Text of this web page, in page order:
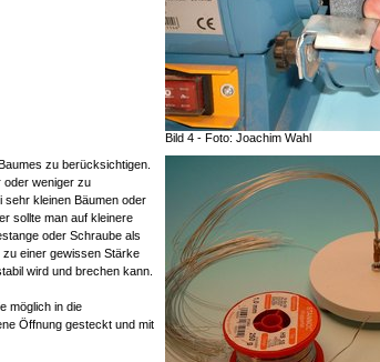
Bild 4 - Foto: Joachim Wahl
zu berücksichtigen.
oder weniger zu
sehr kleinen Bäumen oder
sollte man auf kleinere
oder Schraube als
einer gewissen Stärke
wird und brechen kann.
möglich in die
Öffnung gesteckt und mit